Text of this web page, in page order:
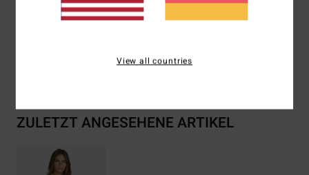
Zusammensetzung[Main Fabric] 100% Viscose
Versand & Rückversand
ZULETZT ANGESEHENE ARTIKEL
View all countries